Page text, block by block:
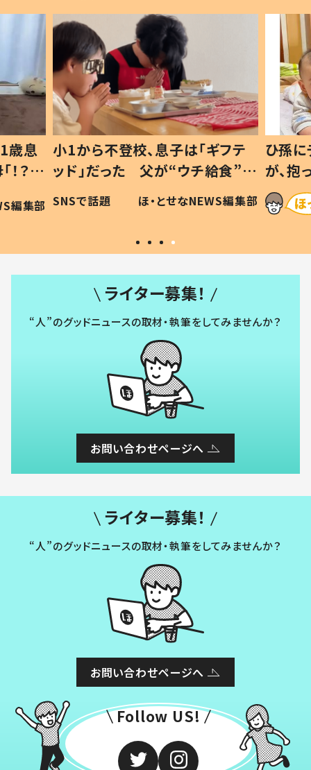
歳息
？」
編集部
小1から不登校、息子は「ギフテ
ッド」だった 父が“ウチ給食”を
作り続ける理由とは #令和の親
#令和の子
SNSで話題 ほ・とせなNEWS編集部
ひ孫
が、
「涙が
い」
ライター募集！
“人”のグッドニュースの取材・執筆をしてみませんか？
お問い合わせページへ
ライター募集！
“人”のグッドニュースの取材・執筆をしてみませんか？
お問い合わせページへ
Follow US!